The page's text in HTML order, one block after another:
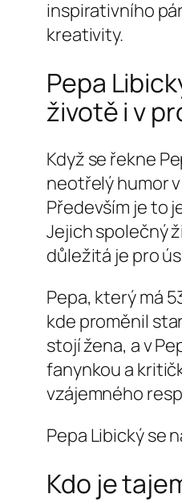
inspirativního
kreativity.
Pepa
životě i v
Když se řekne
neotřelý humor
Především je to
Jejich společný
důležitá je pro
Pepa, který má
kde proměnil
stojí žena, a v
fanynkou a
vzájemného
Pepa Libický se
Kdo je